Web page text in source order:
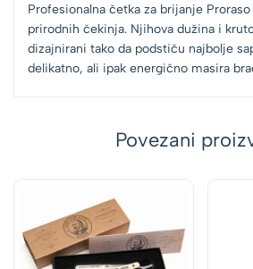
Profesionalna četka za brijanje
prirodnih čekinja. Njihova dužina i
dizajnirani tako da podstiču najbolje
delikatno, ali ipak energično masira
Povezani